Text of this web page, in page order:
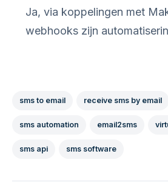
Ja, via koppelingen met
webhooks zijn
sms to email receive sms by email
sms automation email2sms
sms api sms software